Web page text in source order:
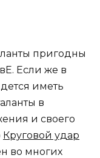
пригодны
Если же в
иметь
в
и своего
Круговой удар
во многих